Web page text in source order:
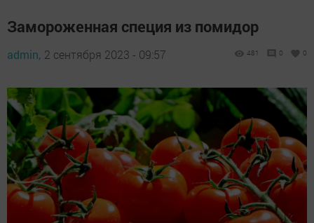
Замороженная специя из помидор
admin, 2 сентября 2023 - 09:57 481 0 0